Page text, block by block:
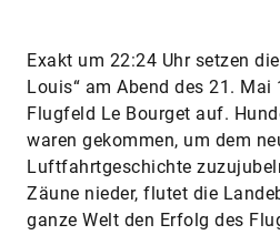
Exakt um 22:24 Uhr setzen
Louis“ am Abend des 21.
Flugfeld Le Bourget auf.
waren gekommen, um dem
Luftfahrtgeschichte
Zäune nieder, flutet die
ganze Welt den Erfolg des